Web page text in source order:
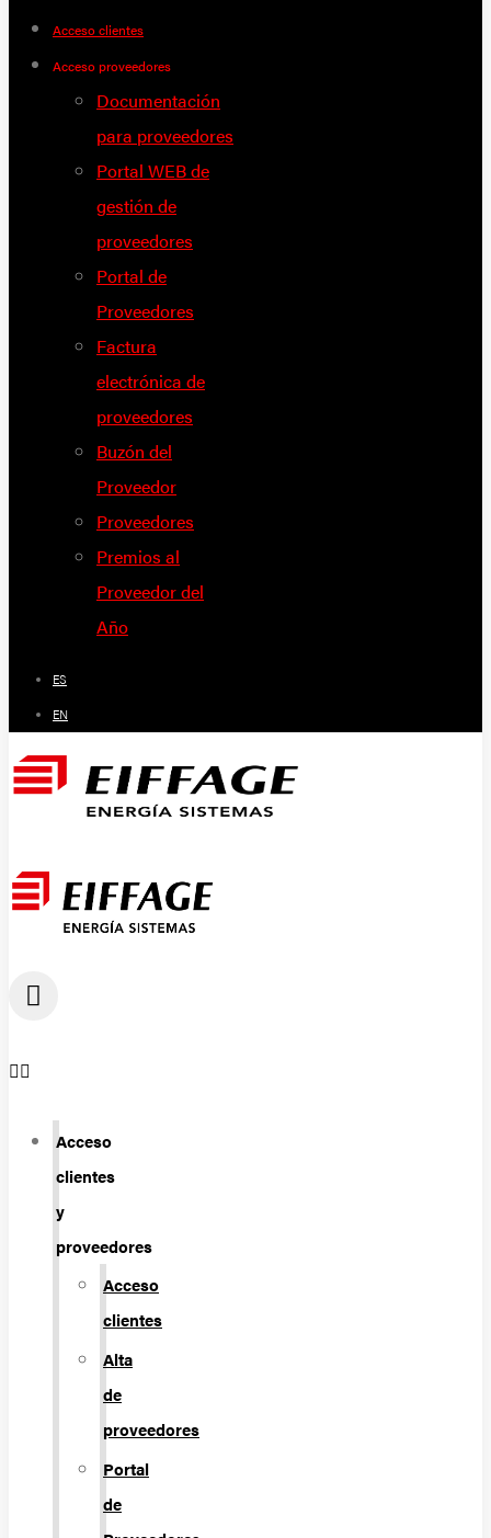
Acceso clientes
Acceso proveedores
Documentación
para proveedores
Portal WEB de
gestión de
proveedores
Portal de
Proveedores
Factura
electrónica de
proveedores
Buzón del
Proveedor
Proveedores
Premios al
Proveedor del
Año
ES
EN
Acceso
clientes
y
proveedores
Acceso
clientes
Alta
de
proveedores
Portal
de